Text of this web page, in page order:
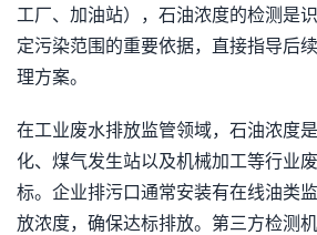
工厂、加油站），石油浓度的检测是
定污染范围的重要依据，直接指导后
理方案。
在工业废水排放监管领域，石油浓度
化、煤气发生站以及机械加工等行业
标。企业排污口通常安装有在线油类
放浓度，确保达标排放。第三方检测